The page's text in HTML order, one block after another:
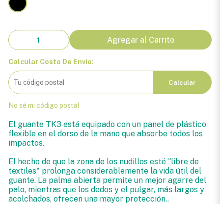
Agregar al Carrito
Calcular Costo De Envío:
Calcular
No sé mi código postal
El guante TK3 está equipado con un panel de plástico
flexible en el dorso de la mano que absorbe todos los
impactos.
El hecho de que la zona de los nudillos esté "libre de
textiles" prolonga considerablemente la vida útil del
guante. La palma abierta permite un mejor agarre del
palo, mientras que los dedos y el pulgar, más largos y
acolchados, ofrecen una mayor protección..